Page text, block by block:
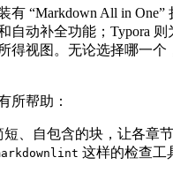
有 “Markdown All in One”
自动补全功能；Typora
得视图。无论选择哪一个
所帮助：
短、自包含的块，让各章
这样的检查工